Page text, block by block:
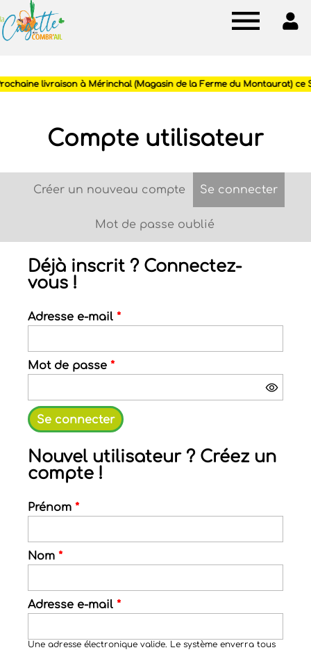
Compte utilisateur
Onglets
Créer un nouveau compte Se connecter
Mot de passe oublié
Déjà inscrit ? Connectez-
vous !
Adresse e-mail *
Mot de passe *
Nouvel utilisateur ? Créez un
compte !
Prénom *
Nom *
Adresse e-mail *
Une adresse électronique valide. Le système enverra tous